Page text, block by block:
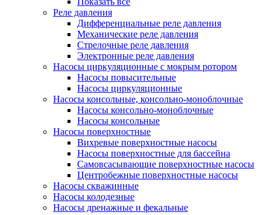
Реле давления
Дифференциальные реле давления
Механические реле давления
Стрелочные реле давления
Электронные реле давления
Насосы циркуляционные с мокрым ротором
Насосы повысительные
Насосы циркуляционные
Насосы консольные, консольно-моноблочные
Насосы консольно-моноблочные
Насосы консольные
Насосы поверхностные
Вихревые поверхностные насосы
Насосы поверхностные для бассейна
Самовсасывающие поверхностные насосы
Центробежные поверхностные насосы
Насосы скважинные
Насосы колодезные
Насосы дренажные и фекальные